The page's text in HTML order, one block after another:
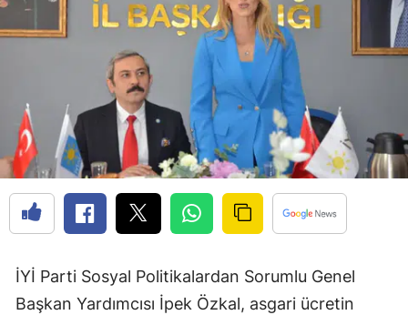
İYİ Parti Sosyal Politikalardan Sorumlu Genel
Başkan Yardımcısı İpek Özkal, asgari ücretin